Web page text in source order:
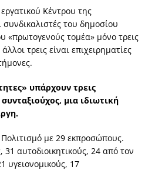
Κέντρου της
συνδικαλιστές του δημοσίου
«πρωτογενούς τομέα» μόνο τρεις
τρεις είναι επιχειρηματίες
υπάρχουν τρεις
μια ιδιωτική
με 29 εκπροσώπους.
31 αυτοδιοικητικούς, 24 από τον
υγειονομικούς, 17